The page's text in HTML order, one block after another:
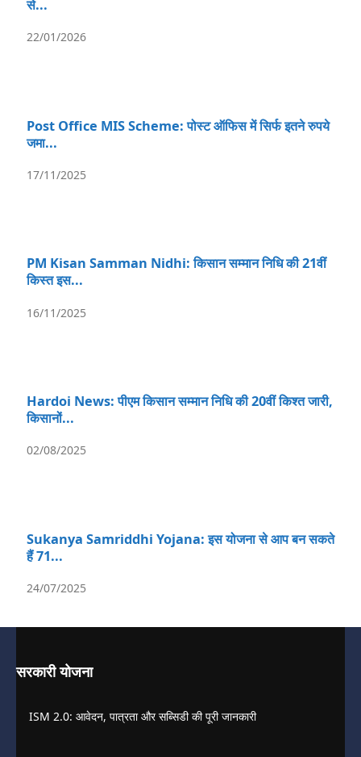
से...
22/01/2026
Post Office MIS Scheme: पोस्ट ऑफिस में सिर्फ इतने रुपये
जमा...
17/11/2025
PM Kisan Samman Nidhi: किसान सम्मान निधि की 21वीं
किस्त इस...
16/11/2025
Hardoi News: पीएम किसान सम्मान निधि की 20वीं किश्त जारी,
किसानों...
02/08/2025
Sukanya Samriddhi Yojana: इस योजना से आप बन सकते
हैं 71...
24/07/2025
सरकारी योजना
ISM 2.0: आवेदन, पात्रता और सब्सिडी की पूरी जानकारी